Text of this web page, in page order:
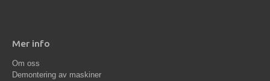
Mer info
Om oss
Demontering av maskiner